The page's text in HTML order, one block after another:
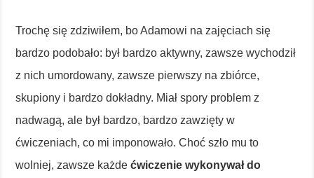
Trochę się zdziwiłem, bo Adamowi na zajęciach się
bardzo podobało: był bardzo aktywny, zawsze wychodził
z nich umordowany, zawsze pierwszy na zbiórce,
skupiony i bardzo dokładny. Miał spory problem z
nadwagą, ale był bardzo, bardzo zawzięty w
ćwiczeniach, co mi imponowało. Choć szło mu to
wolniej, zawsze każdećwiczenie wykonywał do